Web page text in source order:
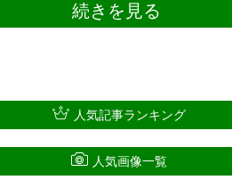
続きを見る
人気記事ランキング
人気画像一覧